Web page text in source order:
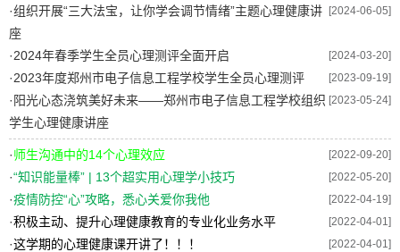
[2024-06-05]
·组织开展“三大法宝，让你学会调节情绪”主题心理健康讲
座
[2024-03-20]
·2024年春季学生全员心理测评全面开启
[2023-09-19]
·2023年度郑州市电子信息工程学校学生全员心理测评
[2023-05-24]
· 阳光心态浇筑美好未来——郑州市电子信息工程学校组织
学生心理健康讲座
[2022-09-20]
·师生沟通中的14个心理效应
[2022-05-20]
·“知识能量棒” | 13个超实用心理学小技巧
[2022-04-19]
·疫情防控“心”攻略，悉心关爱你我他
[2022-04-01]
·积极主动、提升心理健康教育的专业化业务水平
[2022-04-01]
·这学期的心理健康课开讲了！！！